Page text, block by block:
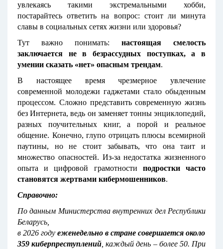
увлекаясь такими экстремальными хобби,
постарайтесь ответить на вопрос: стоит ли минута
славы в социальных сетях жизни или здоровья?
Тут важно понимать: настоящая смелость
заключается не в безрассудных поступках, а в
умении сказать «нет» опасным трендам.
В настоящее время чрезмерное увлечение
современной молодежи гаджетами стало обыденным
процессом. Сложно представить современную жизнь
без Интернета, ведь он заменяет тонны энциклопедий,
разных поучительных книг, а порой и реальное
общение. Конечно, глупо отрицать плюсы всемирной
паутины, но не стоит забывать, что она таит и
множество опасностей. Из-за недостатка жизненного
опыта и цифровой грамотности подростки часто
становятся жертвами кибермошенников.
Справочно:
По данным Министерства внутренних дел Республики
Беларусь,
в 2026 году еженедельно в стране совершается около
359 киберпреступлений , каждый день – более 50. При